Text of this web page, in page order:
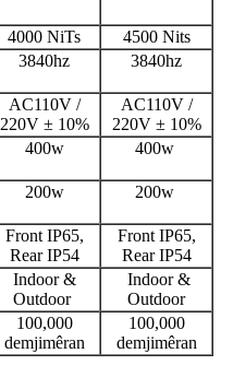
4000 NiTs
4500 Nits
3840hz 3840hz
AC110V /
220V ± 10%
AC110V /
220V ± 10%
400w 400w
200w 200w
Front IP65,
Rear IP54
Front IP65,
Rear IP54
Indoor &
Outdoor
Indoor &
Outdoor
100,000
demjimêran
100,000
demjimêran